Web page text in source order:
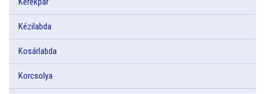
Kézilabda
Kosárlabda
Korcsolya